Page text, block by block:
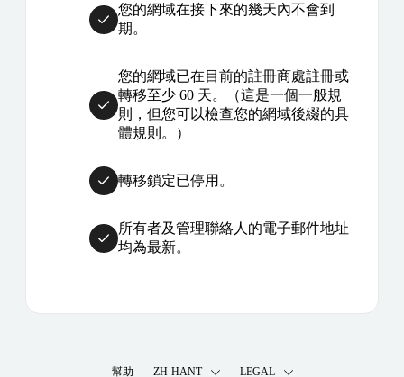
您的網域在接下來的幾天內不會到
期。
您的網域已在目前的註冊商處註冊或
轉移至少 60 天。（這是一個一般規
則，但您可以檢查您的網域後綴的具
體規則。）
轉移鎖定已停用。
所有者及管理聯絡人的電子郵件地址
均為最新。
幫助 ZH-HANT LEGAL